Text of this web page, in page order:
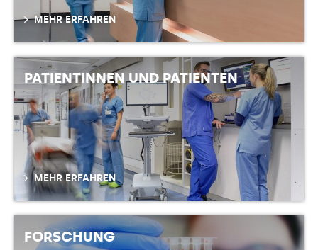
MEHR ERFAHREN
PATIENTINNEN UND PATIENTEN
MEHR ERFAHREN
FORSCHUNG